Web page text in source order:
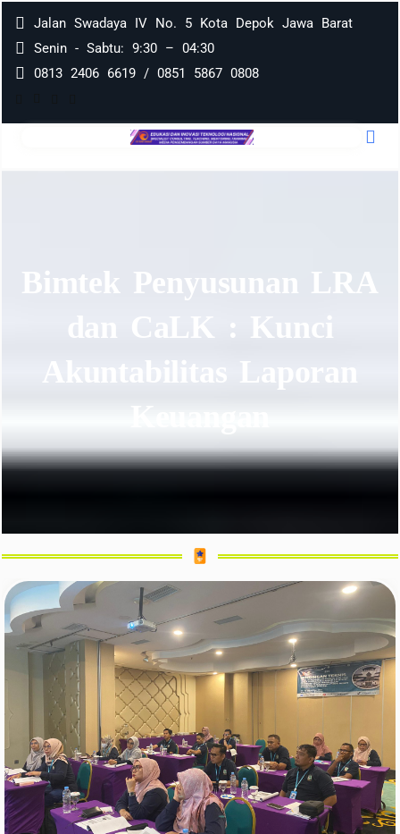
Jalan Swadaya IV No. 5 Kota Depok Jawa Barat
Senin - Sabtu: 9:30 – 04:30
0813 2406 6619 / 0851 5867 0808
Bimtek Penyusunan LRA
dan CaLK : Kunci
Akuntabilitas Laporan